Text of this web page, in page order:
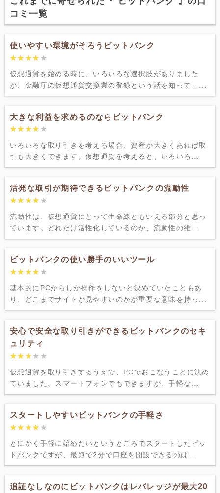
コミ一覧
使いやすい環境がそろうビットバンク
★★★★★
★★★★★
仮想通貨を始める時に、いろいろな選択肢がありました
が、金融庁の仮想通貨交換業の登録という話を知って、...
大きな利益を求めるのならビットバンク
★★★★★
★★★★★
いろいろな取り引きを考える場合、資産が大きくあれば取
引も大きくできます。仮想通貨を考えると、いろいろ...
活発な取引が期待できるビットバンクの流動性
★★★★★
★★★★★
流動性は、仮想通貨にとって生命線ともいえる部分と思っ
ています。どれだけ活性化しているのか、流動性の維...
ビットバンクの使い勝手のいいツール
★★★★★
★★★★★
基本的にPCからしか操作をしないと決めていたこともあ
り、どこまでサイトが見やすいのかが重要な意味を持っ...
安心で安全な取り引きができるビットバンクのセキ
ュリティ
★★★★★
★★★★★
仮想通貨を取り引きするうえで、PCでおこなうことに決め
ていました。スマートフォンでもできますが、手軽な...
スタートしやすいビットバンクの手軽さ
★★★★★
★★★★★
とにかく手軽に始めたいというところでスタートしたビッ
トバンクですが、最短で2分で口座を開設できるのは...
追証なしなのにビットバンクはレバレッジが最大20